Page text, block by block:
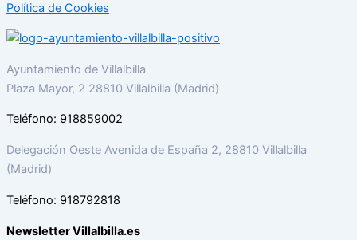
Política de Cookies
Ayuntamiento de Villalbilla
Plaza Mayor, 2 28810 Villalbilla (Madrid)
Teléfono: 918859002
Delegación Oeste Avenida de España 2, 28810 Villalbilla
(Madrid)
Teléfono: 918792818
Newsletter Villalbilla.es